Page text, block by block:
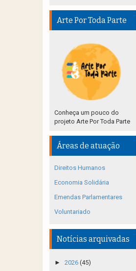
Arte Por Toda Parte
Conheça um pouco do
projeto Arte Por Toda Parte
Áreas de atuação
Direitos Humanos
Economia Solidária
Emendas Parlamentares
Voluntariado
Notícias arquivadas
► 2026 (45)